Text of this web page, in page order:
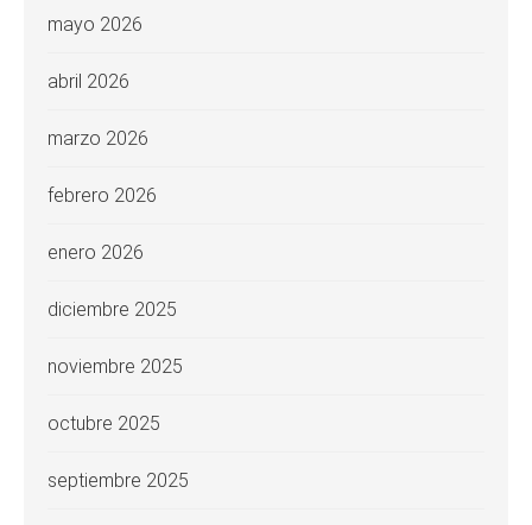
mayo 2026
abril 2026
marzo 2026
febrero 2026
enero 2026
diciembre 2025
noviembre 2025
octubre 2025
septiembre 2025